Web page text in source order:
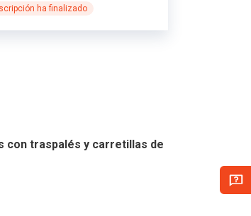
ha finalizado
con traspalés y carretillas de